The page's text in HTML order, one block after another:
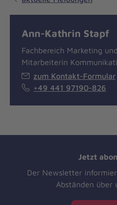
Ann-Kathrin Stapf
Fachbereich Marketing
Mitarbeiterin
zum Kontakt-Formular
+49 441 97190-826
Jetzt
Der Newsletter
Abständen über